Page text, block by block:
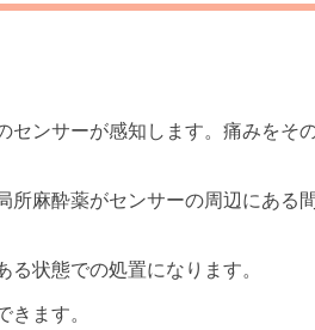
ンサーが感知します。痛みをそ
麻酔薬がセンサーの周辺にある
状態での処置になります。
ます。